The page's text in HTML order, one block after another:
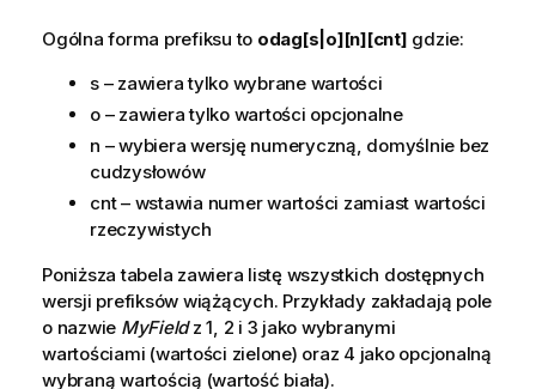
Ogólna forma prefiksu to odag[s|o][n][cnt] gdzie:
s – zawiera tylko wybrane wartości
o – zawiera tylko wartości opcjonalne
n – wybiera wersję numeryczną, domyślnie bez
cudzysłowów
cnt – wstawia numer wartości zamiast wartości
rzeczywistych
Poniższa tabela zawiera listę wszystkich dostępnych
wersji prefiksów wiążących. Przykłady zakładają pole
o nazwie MyFieldz 1, 2 i 3 jako wybranymi
wartościami (wartości zielone) oraz 4 jako opcjonalną
wybraną wartością (wartość biała).